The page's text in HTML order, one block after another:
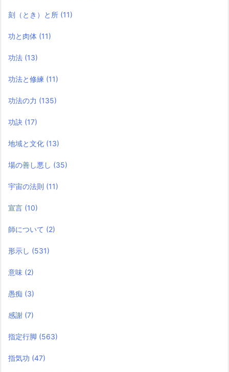
刻（とき）と所 (11)
功と肉体 (11)
功法 (13)
功法と修練 (11)
功法の力 (135)
功訣 (17)
地域と文化 (13)
場の善し悪し (35)
宇宙の法則 (11)
宣言 (10)
師について (2)
形示し (531)
意味 (2)
愚痴 (3)
感謝 (7)
指定行脚 (563)
指気功 (47)